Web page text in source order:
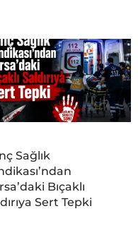
Sağlık
Bıçaklı
Sert Tepki